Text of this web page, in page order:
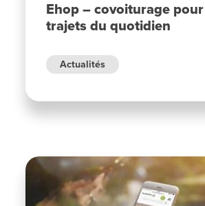
Ehop – covoiturage
trajets du quotidien
Actualités